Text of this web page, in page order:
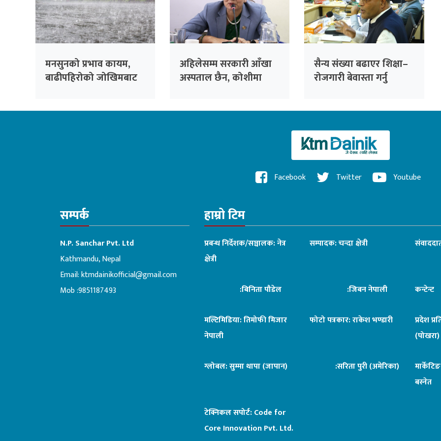
मनसुनको प्रभाव कायम,
बाढीपहिरोको जोखिमबाट
अहिलेसम्म सरकारी आँखा
अस्पताल छैन, कोशीमा
सैन्य संख्या बढाएर शिक्षा–
रोजगारी बेवास्ता गर्नु
Facebook Twitter Youtube
सम्पर्क
N.P. Sanchar Pvt. Ltd
Kathmandu, Nepal
Email:ktmdainikofficial@gmail.com
Mob :9851187493
हाम्रो टिम
प्रबन्ध निर्देशक/सञ्चालक: नेत्र
क्षेत्री
सम्पादक: चन्दा क्षेत्री
:बिनिता पौडेल :जिबन नेपाली
मल्टिमिडिया: तिमोफी मिजार
नेपाली
फोटो पत्रकार: राकेश भण्डारी
प्रदेश
(पोखरा)
ग्लोबल: सुम्मा थापा (जापान) :सरिता पुरी (अमेरिका)
बस्नेत
टेक्निकल सपोर्ट:Code for
Core Innovation Pvt. Ltd.